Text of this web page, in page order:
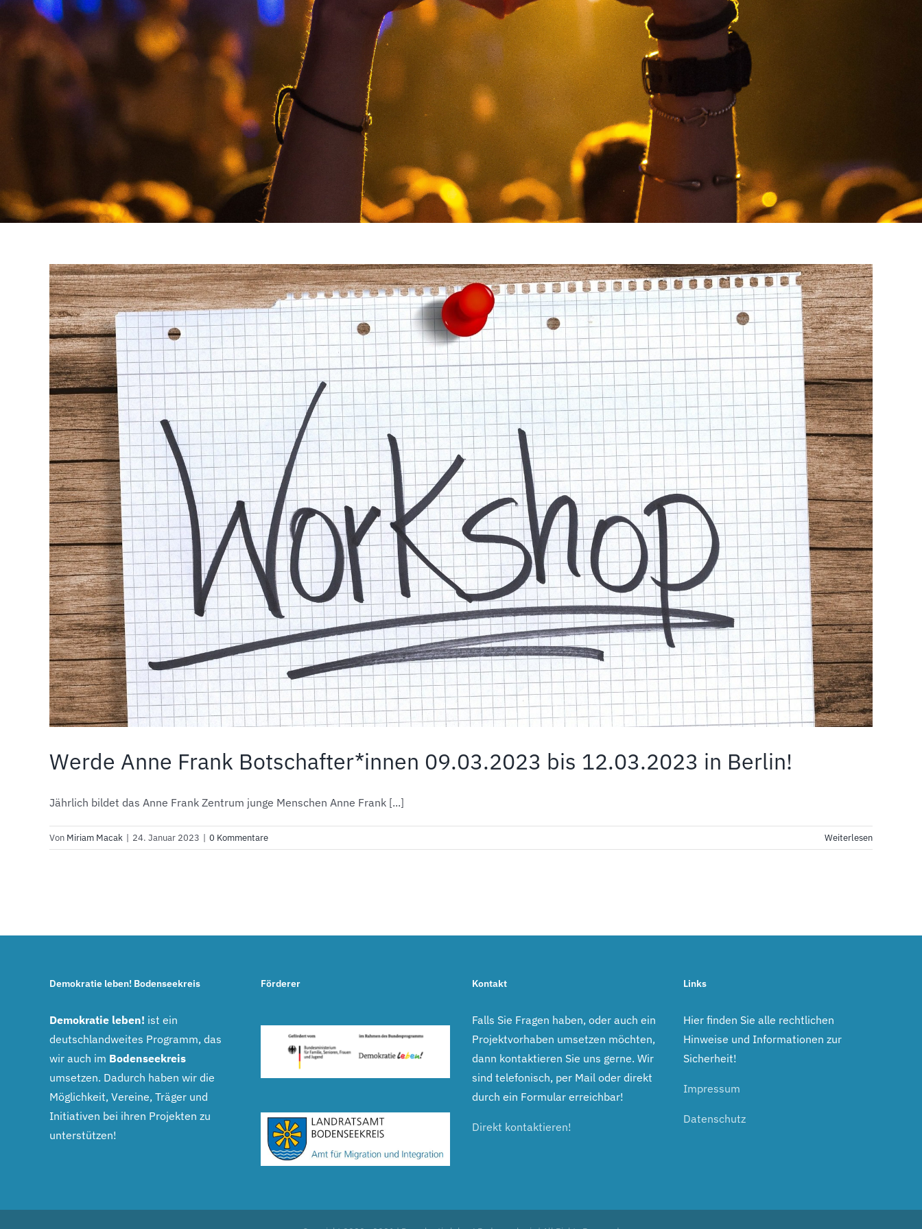
Werde Anne Frank Botschafter*innen 09.03.2023 bis 12.03.2023 in Berlin!
Jährlich bildet das Anne Frank Zentrum junge Menschen Anne Frank [...]
Von Miriam Macak | 24. Januar 2023 | 0 Kommentare Weiterlesen
Demokratie leben! Bodenseekreis
Demokratie leben! ist ein
deutschlandweites Programm, das
wir auch im Bodenseekreis
umsetzen. Dadurch haben wir die
Möglichkeit, Vereine, Träger und
Initiativen bei ihren Projekten zu
unterstützen!
Förderer Kontakt
Falls Sie Fragen haben, oder auch ein
Projektvorhaben umsetzen möchten,
dann kontaktieren Sie uns gerne. Wir
sind telefonisch, per Mail oder direkt
durch ein Formular erreichbar!
Direkt kontaktieren!
Links
Hier finden Sie alle rechtlichen
Hinweise und Informationen zur
Sicherheit!
Impressum
Datenschutz